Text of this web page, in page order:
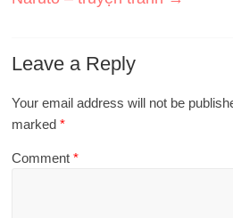
Leave a Reply
Your email address will not be
marked*
Comment*